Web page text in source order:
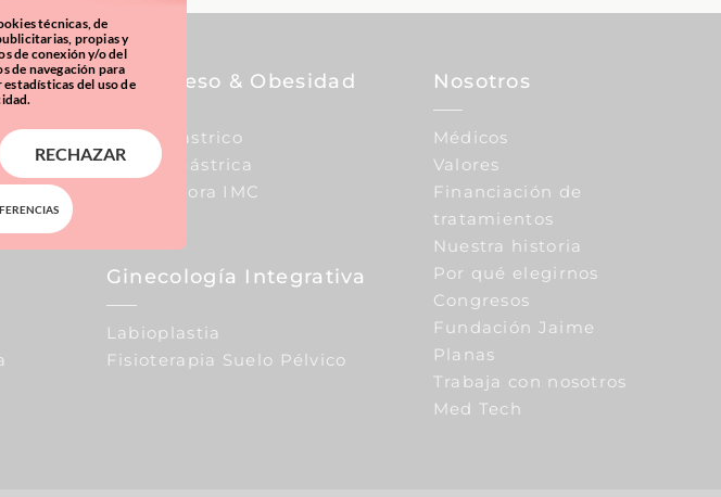
Sobrepeso & Obesidad
Balón Gástrico
Manga Gástrica
Calculadora IMC
Ginecología Integrativa
Labioplastia
Fisioterapia Suelo Pélvico
Nosotros
Médicos
Valores
Financiación de
tratamientos
Nuestra historia
Por qué elegirnos
Congresos
Fundación Jaime
Planas
Trabaja con nosotros
Med Tech
técnicas, de
propias y
de conexión y/o del
de navegación para
del uso de
RECHAZAR